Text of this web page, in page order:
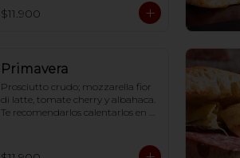
minutos (180 grados) para que
tome la crocancia óptima ;)
$11.900
Primavera
Prosciutto crudo; mozzarella fior
di latte, tomate cherry y albahaca.
Te recomendarlos calentarlos en
crocancia óptima ;)